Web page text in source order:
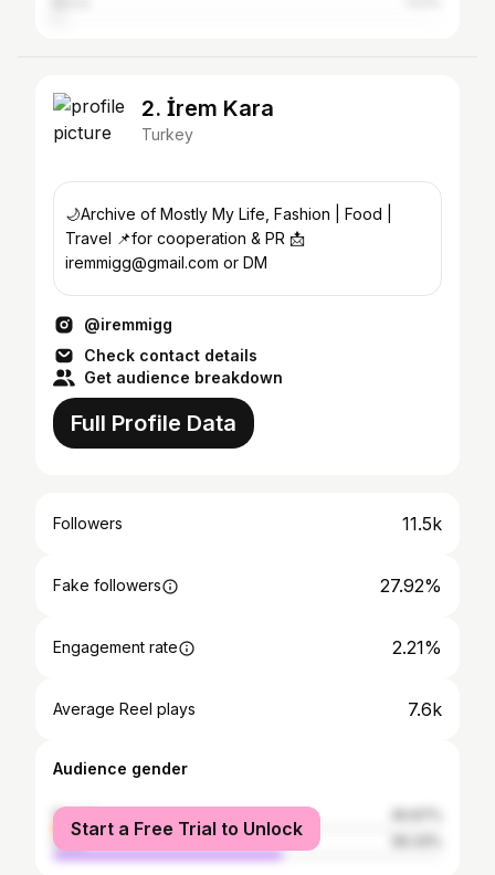
2. İrem Kara
Turkey
🌙Archive of Mostly My Life, Fashion | Food |
Travel 📌for cooperation & PR 📩
iremmigg@gmail.com or DM
@iremmigg
Check contact details
Get audience breakdown
Full Profile Data
Followers 11.5k
Fake followers 27.92%
Engagement rate 2.21%
Average Reel plays 7.6k
Audience gender
female
male
Start a Free Trial to Unlock